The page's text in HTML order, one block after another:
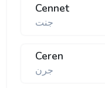
Cennet
جنت
Ceren
جرن